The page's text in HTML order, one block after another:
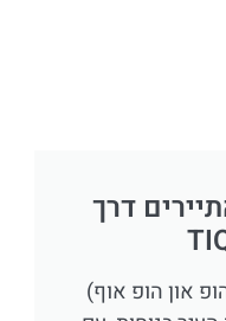
דרך
און הופ אוף)